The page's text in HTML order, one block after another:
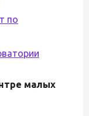
по
малых